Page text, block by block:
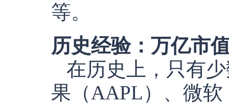
等。
历史经验：万亿市
在历史上，只有
果（AAPL）、微